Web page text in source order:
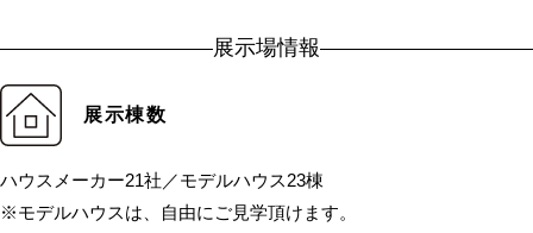
展示場情報
展示棟数
ハウスメーカー21社／モデルハウス23棟
※モデルハウスは、自由にご見学頂けます。